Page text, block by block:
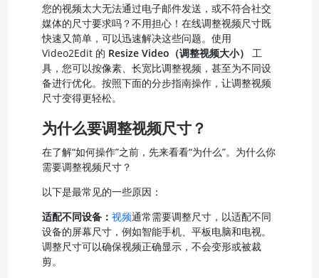
您的视频太大无法通过电子邮件发送，或不符合社交
媒体的尺寸要求吗？不用担心！在线调整视频尺寸既
快速又简单，可以迅速解决这些问题。使用
Video2Edit 的 Resize Video（调整视频大小）
工
具，您可以按像素、长宽比调整视频，甚至为不同设
备进行优化。按照下面的分步指南操作，让调整视频
尺寸变得更轻松。
为什么要调整视频尺寸？
在了解“如何操作”之前，先来看看“为什么”。为什么你
需要调整视频尺寸？
以下是最常见的一些原因：
适配不同设备： 视频通常需要调整尺寸，以适配不同
设备的屏幕尺寸，例如智能手机、平板电脑和电视。
调整尺寸可以确保视频正确显示，不会变形或被裁
剪。